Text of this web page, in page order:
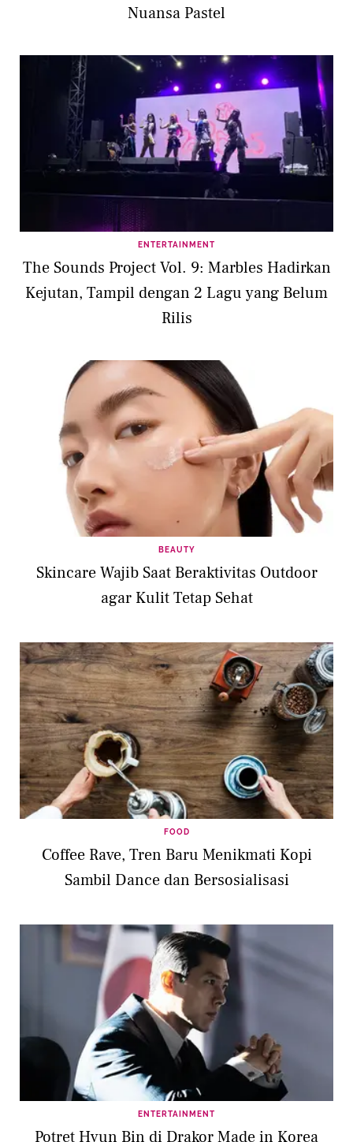
Nuansa Pastel
ENTERTAINMENT
The Sounds Project Vol. 9: Marbles Hadirkan
Kejutan, Tampil dengan 2 Lagu yang Belum
Rilis
BEAUTY
Skincare Wajib Saat Beraktivitas Outdoor
agar Kulit Tetap Sehat
FOOD
Coffee Rave, Tren Baru Menikmati Kopi
Sambil Dance dan Bersosialisasi
ENTERTAINMENT
Potret Hyun Bin di Drakor Made in Korea